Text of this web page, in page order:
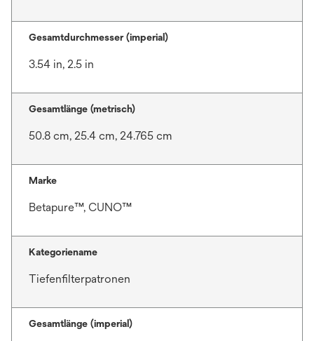
Gesamtdurchmesser (imperial)
3.54 in, 2.5 in
Gesamtlänge (metrisch)
50.8 cm, 25.4 cm, 24.765 cm
Marke
Betapure™, CUNO™
Kategoriename
Tiefenfilterpatronen
Gesamtlänge (imperial)